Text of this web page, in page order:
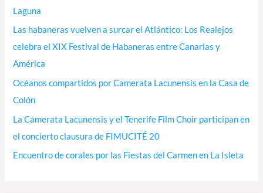
Laguna
Las habaneras vuelven a surcar el Atlántico: Los Realejos
celebra el XIX Festival de Habaneras entre Canarias y
América
Océanos compartidos por Camerata Lacunensis en la Casa de
Colón
La Camerata Lacunensis y el Tenerife Film Choir participan en
el concierto clausura de FIMUCITÉ 20
Encuentro de corales por las Fiestas del Carmen en La Isleta